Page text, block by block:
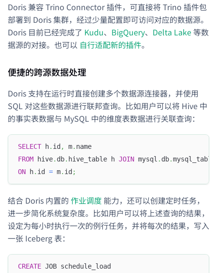
Doris 兼容 Trino Connector 插件，可直接将 Trino 插件包
部署到 Doris 集群，经过少量配置即可访问对应的数据源。
Doris 目前已经完成了 Kudu、 BigQuery、 Delta Lake等数
据源的对接。也可以 自行适配新的插件。
便捷的跨源数据处理
Doris 支持在运行时直接创建多个数据源连接器，并使用
SQL 对这些数据源进行联邦查询。比如用户可以将 Hive 中
的事实表数据与 MySQL 中的维度表数据进行关联查询：
SELECT h. id , m. name
FROM hive. db. hive_table h JOIN mysql . db.mysql_table
ON h. id = m. id ;
结合 Doris 内置的 作业调度 能力，还可以创建定时任务，
进一步简化系统复杂度。比如用户可以将上述查询的结果，
设定为每小时执行一次的例行任务，并将每次的结果，写入
一张 Iceberg 表：
CREATE JOB schedule_load